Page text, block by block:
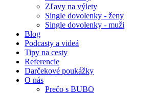
Zľavy na výlety
Single dovolenky - ženy
Single dovolenky - muži
Blog
Podcasty a videá
Tipy na cesty
Referencie
Darčekové poukážky
O nás
Prečo s BUBO